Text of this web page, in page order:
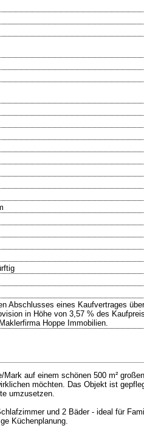
Abschlusses eines Kaufvertrages
in Höhe von 3,57 % des
Hoppe Immobilien.
auf einem schönen 500 m²
möchten. Das Objekt ist
umzusetzen.
und 2 Bäder - ideal für
Küchenplanung.